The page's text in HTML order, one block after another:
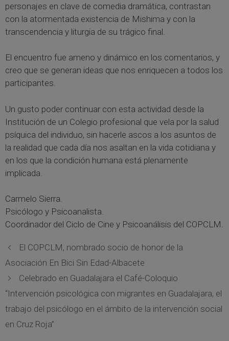
personajes en clave de comedia dramática, contrastan
con la atormentada existencia de Mishima y con la
transcendencia y liturgia de su trágico final.
El encuentro fue ameno y dinámico en los comentarios, y
creo que se generan ideas que nos enriquecen a todos los
participantes.
Un gusto poder continuar con esta actividad desde la
Institución de un Colegio profesional que vela por la salud
psíquica del individuo, sin hacerle ascos a los asuntos de
la realidad que cada día nos asaltan en la vida cotidiana y
en los que la condición humana está plenamente
implicada.
Carmelo Sierra.
Psicólogo y Psicoanalista.
Coordinador del Ciclo de Cine y Psicoanálisis del COPCLM.
El COPCLM, nombrado socio de honor de la
Asociación En Bici Sin Edad-Albacete
Celebrado en Guadalajara el Café-Coloquio
“Intervención psicológica con migrantes en Guadalajara, el
trabajo del psicólogo en el ámbito de la intervención social
en Cruz Roja”